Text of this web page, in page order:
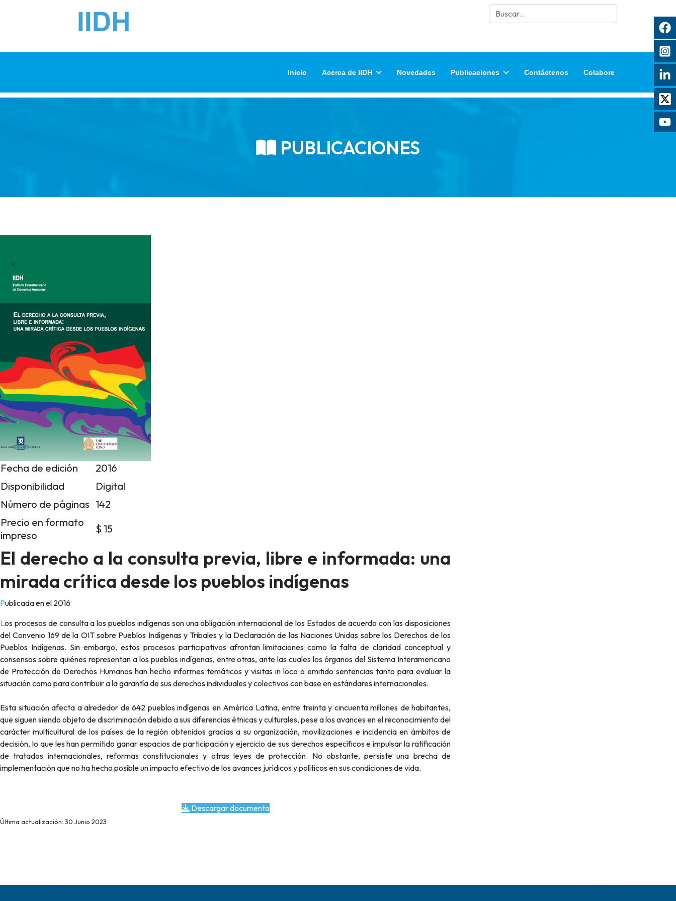
Buscar
Inicio Acerca de IIDH Novedades Publicaciones Contáctenos Colabore
PUBLICACIONES
Fecha de edición
2016
Disponibilidad
Digital
Número de páginas 142
Precio en formato
impreso
$ 15
El derecho a la consulta previa, libre e informada: una
mirada crítica desde los pueblos indígenas
Publicada en el 2016
Los procesos de consulta a los pueblos indígenas son una obligación internacional de los Estados de acuerdo con las disposiciones
del Convenio 169 de la OIT sobre Pueblos Indígenas y Tribales y la Declaración de las Naciones Unidas sobre los Derechos de los
Pueblos Indígenas. Sin embargo, estos procesos participativos afrontan limitaciones como la falta de claridad conceptual y
consensos sobre quiénes representan a los pueblos indígenas, entre otras, ante las cuales los órganos del Sistema Interamericano
de Protección de Derechos Humanos han hecho informes temáticos y visitas in loco o emitido sentencias tanto para evaluar la
situación como para contribuir a la garantía de sus derechos individuales y colectivos con base en estándares internacionales.
Esta situación afecta a alrededor de 642 pueblos indígenas en América Latina, entre treinta y cincuenta millones de habitantes,
que siguen siendo objeto de discriminación debido a sus diferencias étnicas y culturales, pese a los avances en el reconocimiento del
carácter multicultural de los países de la región obtenidos gracias a su organización, movilizaciones e incidencia en ámbitos de
decisión, lo que les han permitido ganar espacios de participación y ejercicio de sus derechos específicos e impulsar la ratificación
de tratados internacionales, reformas constitucionales y otras leyes de protección. No obstante, persiste una brecha de
implementación que no ha hecho posible un impacto efectivo de los avances jurídicos y políticos en sus condiciones de vida.
Descargar documento
Última actualización: 30 Junio 2023